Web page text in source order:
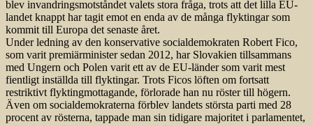
blev invandringsmotståndet valets stora fråga, trots att det lilla EU-
landet knappt har tagit emot en enda av de många flyktingar som
kommit till Europa det senaste året.
Under ledning av den konservative socialdemokraten Robert Fico,
som varit premiärminister sedan 2012, har Slovakien tillsammans
med Ungern och Polen varit ett av de EU-länder som varit mest
fientligt inställda till flyktingar. Trots Ficos löften om fortsatt
restriktivt flyktingmottagande, förlorade han nu röster till högern.
Även om socialdemokraterna förblev landets största parti med 28
procent av rösterna, tappade man sin tidigare majoritet i parlamentet,